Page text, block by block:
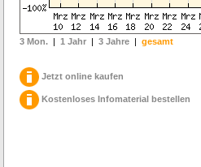
3 Mon. | 1 Jahr | 3 Jahre | gesamt
Jetzt online kaufen
Kostenloses Infomaterial bestellen